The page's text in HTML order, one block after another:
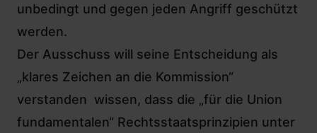
unbedingt und gegen jeden Angriff geschützt
werden.
Der Ausschuss will seine Entscheidung als
„klares Zeichen an die Kommission“
verstanden wissen, dass die „für die Union
fundamentalen“ Rechtsstaatsprinzipien unter